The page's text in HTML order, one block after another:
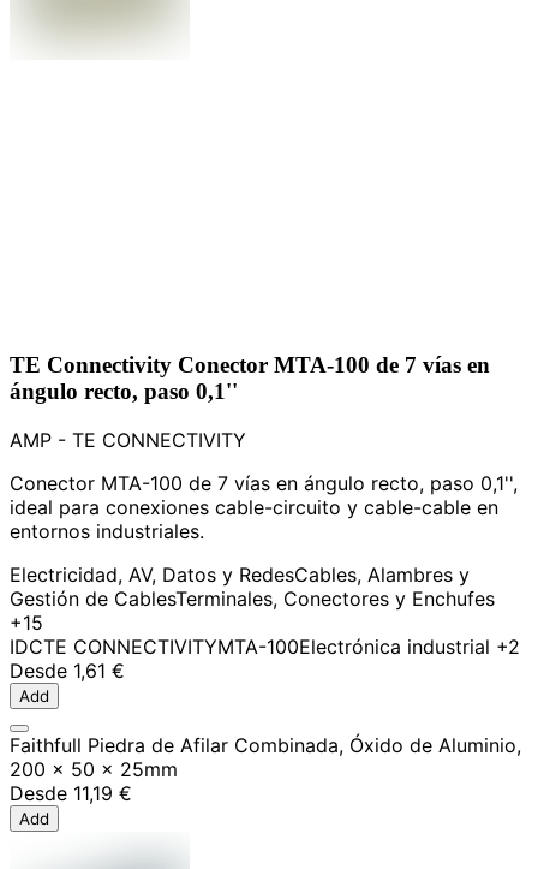
TE Connectivity Conector MTA-100 de 7 vías en
ángulo recto, paso 0,1''
AMP - TE CONNECTIVITY
Conector MTA-100 de 7 vías en ángulo recto, paso 0,1'',
ideal para conexiones cable-circuito y cable-cable en
entornos industriales.
Electricidad, AV, Datos y RedesCables, Alambres y
Gestión de CablesTerminales, Conectores y Enchufes
+15
IDCTE CONNECTIVITYMTA-100Electrónica industrial +2
Desde 1,61 €
Add
Faithfull Piedra de Afilar Combinada, Óxido de Aluminio,
200 x 50 x 25mm
Desde 11,19 €
Add